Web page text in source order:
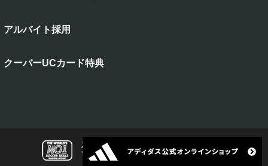
アルバイト採用
クーバーUCカード特典